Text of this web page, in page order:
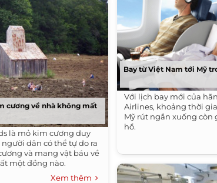
cương về nhà không mất
là mỏ kim cương duy
dân có thể tự do ra
và mang vật báu về
một đồng nào.
Xem thêm
Bay từ Việt Nam tới Mỹ
Với lịch bay mới của
Airlines, khoảng thời
Mỹ rút ngắn xuống còn
hồ.